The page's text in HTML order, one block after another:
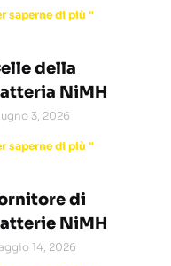
saperne di più "
della
NiMH
3, 2026
saperne di più "
di
NiMH
14, 2026